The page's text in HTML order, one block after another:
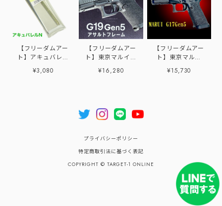
【フリーダムアー
ト】アキュバレル
N
¥3,080
【フリーダムアー
ト】東京マルイ
G19 Gen5 MOS用
アサルトフレーム
¥16,280
【フリーダムアー
ト】東京マルイ
G17Gen5用 アサ
ルトフレームG5
¥15,730
プライバシーポリシー
特定商取引法に基づく表記
COPYRIGHT © TARGET-1 ONLINE